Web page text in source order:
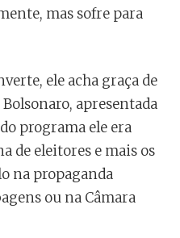
mas sofre para
ele acha graça de
apresentada
programa ele era
de eleitores e mais os
na propaganda
ou na Câmara